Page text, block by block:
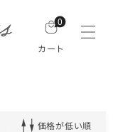
0
カート
価格が低い順